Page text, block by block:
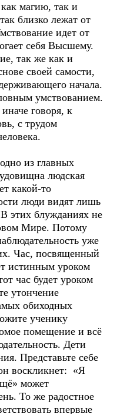
магию, так и
близко лежат от
идет от
себя Высшему.
так же как и
своей самости,
начала.
умствованием.
говоря, к
с трудом
человека.
из главных
людская
какой-то
люди видят лишь
этих блужданиях не
Мире. Потому
уже
Час, посвященный
истинным уроком
час будет уроком
утончение
обиходных
ученику
помещение и всё
Дети
Представьте себе
воскликнет: «Я
может
То же радостное
впервые